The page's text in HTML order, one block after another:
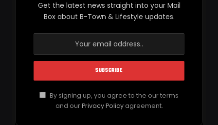
Get the latest news straight into your Mail
Box about B-Town & Lifestyle updates.
By signing up, you agree to the our terms
and ourPrivacy Policyagreement.